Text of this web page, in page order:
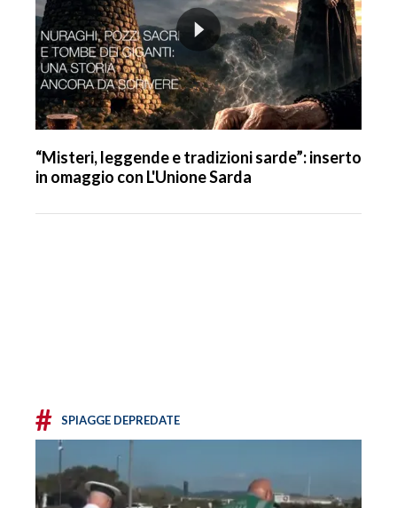
“Misteri, leggende e tradizioni sarde”: inserto
in omaggio con L'Unione Sarda
# SPIAGGE DEPREDATE